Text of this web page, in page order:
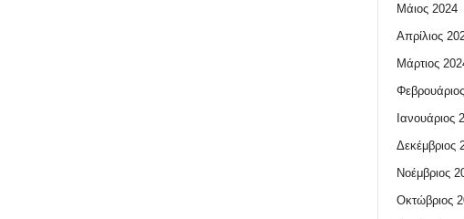
Μάιος 2024
Απρίλιος
Μάρτιος
Ιανουάριος
Δεκέμβριος
Νοέμβριος
Οκτώβριος